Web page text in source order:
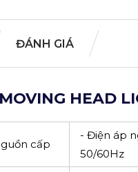
ĐÁNH GIÁ
HEAD
cấp
- Điện áp
50/60Hz